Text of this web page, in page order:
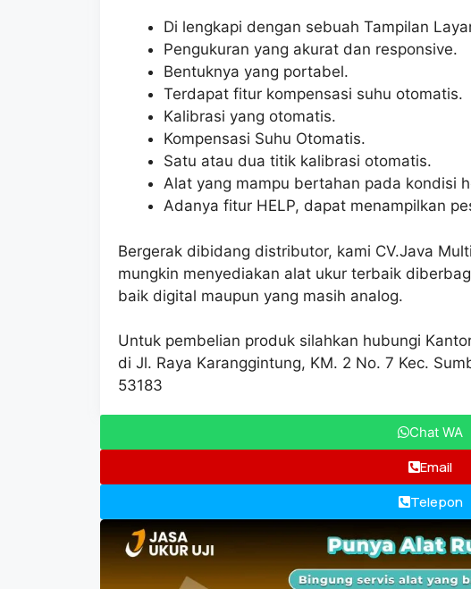
Di lengkapi dengan sebuah Tampilan
Pengukuran yang akurat dan responsive.
Bentuknya yang portabel.
Terdapat fitur kompensasi suhu otomatis.
Kalibrasi yang otomatis.
Kompensasi Suhu Otomatis.
Satu atau dua titik kalibrasi otomatis.
Alat yang mampu bertahan pada kondisi
Adanya fitur HELP, dapat menampilkan
Bergerak dibidang distributor, kami CV.Java
mungkin menyediakan alat ukur terbaik
baik digital maupun yang masih analog.
Untuk pembelian produk silahkan hubungi
di Jl. Raya Karanggintung, KM. 2 No. 7 Kec.
53183
Chat WA
Email
Telepon